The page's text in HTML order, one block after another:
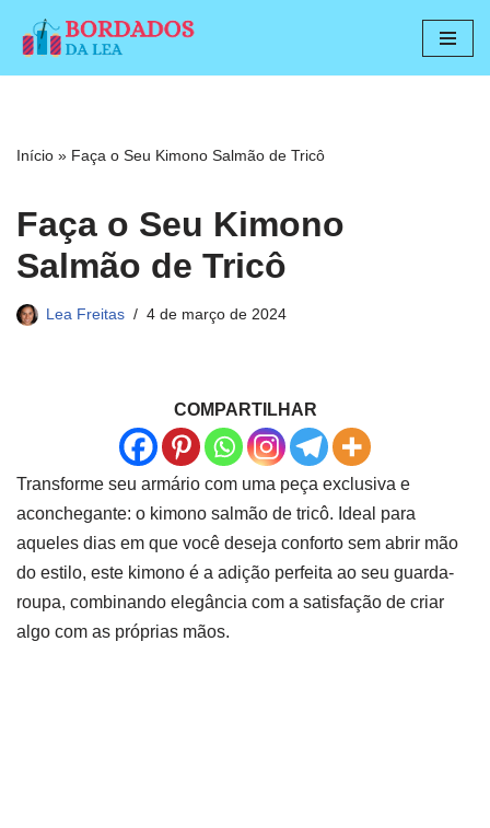
Pular
conteúdo
Início » Faça o Seu Kimono Salmão de Tricô
Faça o Seu Kimono
Salmão de Tricô
Lea Freitas 4 de março de 2024
COMPARTILHAR
Transforme seu armário com uma peça exclusiva e
aconchegante: o kimono salmão de tricô. Ideal para
aqueles dias em que você deseja conforto sem abrir mão
do estilo, este kimono é a adição perfeita ao seu guarda-
roupa, combinando elegância com a satisfação de criar
algo com as próprias mãos.